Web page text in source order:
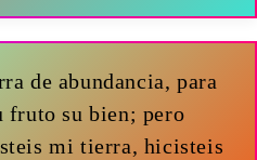
de abundancia, para
fruto su bien; pero
mi tierra, hicisteis